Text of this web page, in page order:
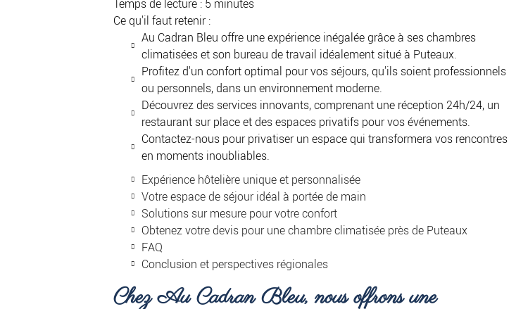
Ce qu'il faut retenir :
Au Cadran Bleu offre une expérience inégalée grâce à ses chambres
climatisées et son bureau de travail idéalement situé à Puteaux.
Profitez d'un confort optimal pour vos séjours, qu'ils soient professionnels
ou personnels, dans un environnement moderne.
Découvrez des services innovants, comprenant une réception 24h/24, un
restaurant sur place et des espaces privatifs pour vos événements.
Contactez-nous pour privatiser un espace qui transformera vos rencontres
en moments inoubliables.
Expérience hôtelière unique et personnalisée
Votre espace de séjour idéal à portée de main
Solutions sur mesure pour votre confort
Obtenez votre devis pour une chambre climatisée près de Puteaux
FAQ
Conclusion et perspectives régionales
Chez Au Cadran Bleu, nous offrons une